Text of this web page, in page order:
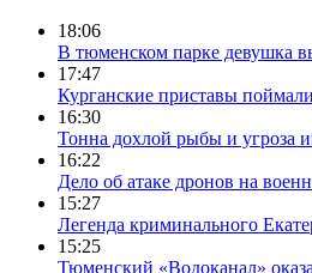
18:06
В тюменском парке девушка
17:47
Курганские приставы
16:30
Тонна дохлой рыбы и угроза
16:22
Дело об атаке дронов на
15:27
Легенда криминального
15:25
Тюменский «Водоканал»